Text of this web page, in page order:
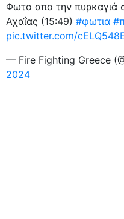
Φωτο απο την πυρκαγιά
Αχαΐας (15:49) #φωτια
pic.twitter.com/
— Fire Fighting Greece
2024